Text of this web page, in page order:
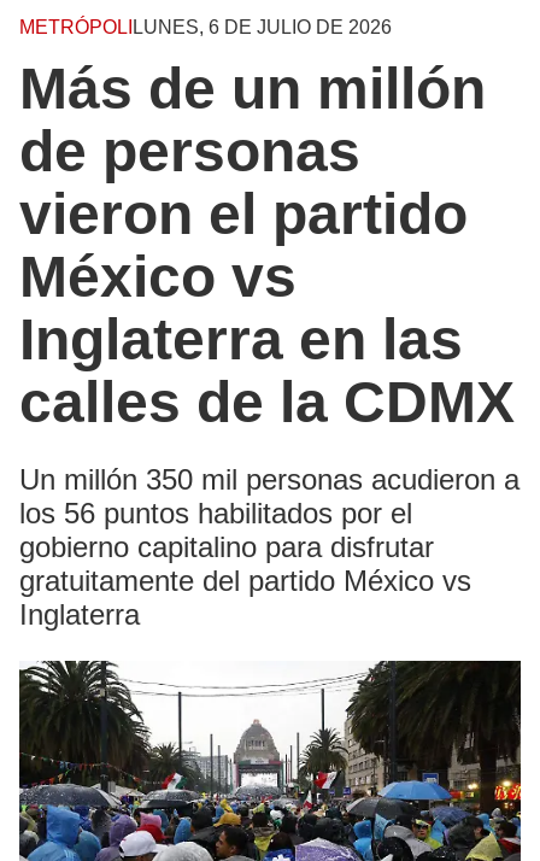
METRÓPOLI LUNES, 6 DE JULIO DE 2026
Más de un millón
de personas
vieron el partido
México vs
Inglaterra en las
calles de la CDMX
Un millón 350 mil personas acudieron a
los 56 puntos habilitados por el
gobierno capitalino para disfrutar
gratuitamente del partido México vs
Inglaterra